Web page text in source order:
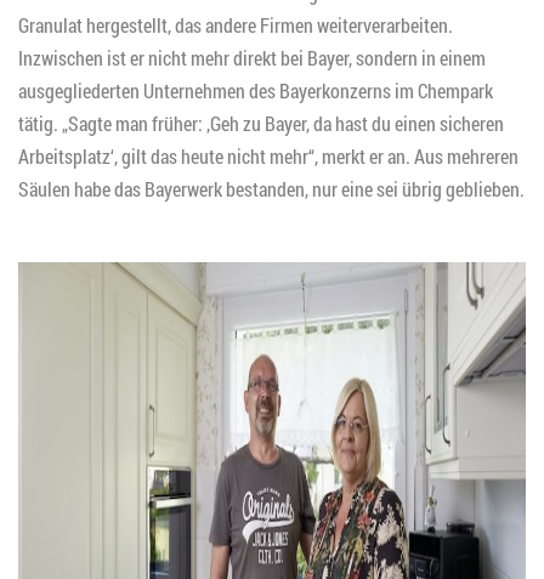
Granulat hergestellt, das andere Firmen weiterverarbeiten.
Inzwischen ist er nicht mehr direkt bei Bayer, sondern in einem
ausgegliederten Unternehmen des Bayerkonzerns im Chempark
tätig. „Sagte man früher: ‚Geh zu Bayer, da hast du einen sicheren
Arbeitsplatz‘, gilt das heute nicht mehr“, merkt er an. Aus mehreren
Säulen habe das Bayerwerk bestanden, nur eine sei übrig geblieben.